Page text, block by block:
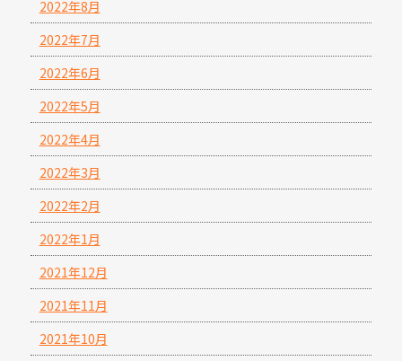
2022年8月
2022年7月
2022年6月
2022年5月
2022年4月
2022年3月
2022年2月
2022年1月
2021年12月
2021年11月
2021年10月